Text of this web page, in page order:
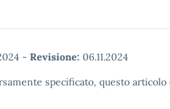
- Revisione: 06.11.2024
specificato, questo